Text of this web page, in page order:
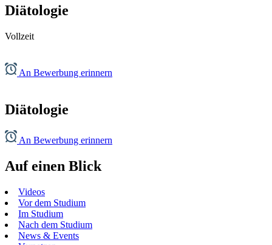
Diätologie
Vollzeit
An Bewerbung erinnern
Diätologie
An Bewerbung erinnern
Auf einen Blick
Videos
Vor dem Studium
Im Studium
Nach dem Studium
News & Events